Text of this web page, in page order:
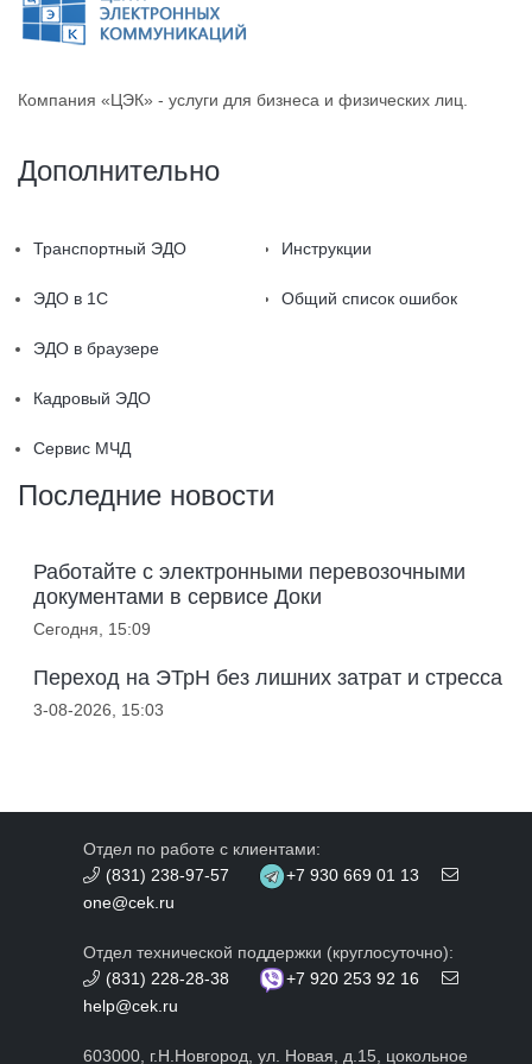
Компания «ЦЭК» - услуги для бизнеса и физических лиц.
Дополнительно
Транспортный ЭДО
ЭДО в 1С
ЭДО в браузере
Кадровый ЭДО
Сервис МЧД
Инструкции
Общий список ошибок
Последние новости
Работайте с электронными перевозочными
документами в сервисе Доки
Сегодня, 15:09
Переход на ЭТрН без лишних затрат и стресса
3-08-2026, 15:03
Отдел по работе с клиентами:
(831) 238-97-57
+7 930 669 01 13
one@cek.ru
Отдел технической поддержки (круглосуточно):
(831) 228-28-38
+7 920 253 92 16
help@cek.ru
603000, г.Н.Новгород, ул. Новая, д.15, цокольное